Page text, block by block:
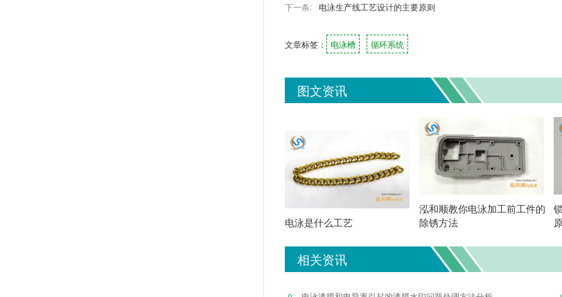
下一条:
电泳生产线工艺设计的主要原则
文章标签： 电泳槽 循环系统
图文资讯
电泳是什么工艺
泓和顺教你电泳加工前工件的
除锈方法
相关资讯